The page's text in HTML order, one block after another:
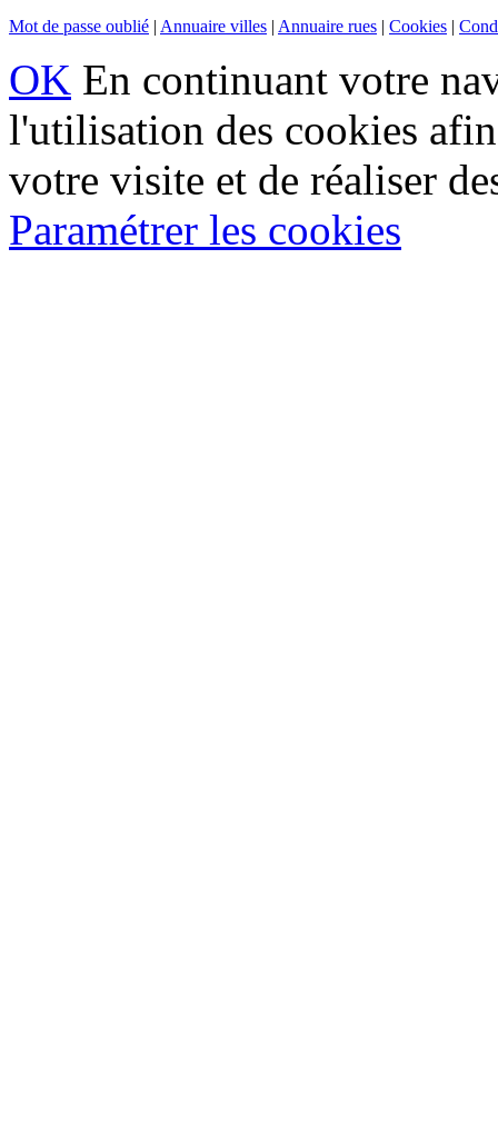
Mot de passe oublié | Annuaire villes | Annuaire rues | Cookies |
OK En continuant votre
l'utilisation des cookies
votre visite et de réaliser
Paramétrer les cookies